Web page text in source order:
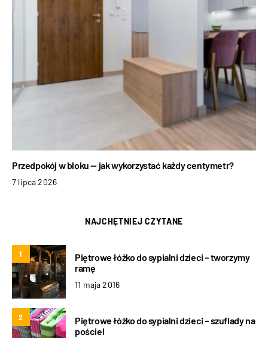
Przedpokój w bloku — jak wykorzystać każdy centymetr?
7 lipca 2026
NAJCHĘTNIEJ CZYTANE
1
Piętrowe łóżko do sypialni dzieci – tworzymy
ramę
11 maja 2016
2
Piętrowe łóżko do sypialni dzieci – szuflady na
pościel